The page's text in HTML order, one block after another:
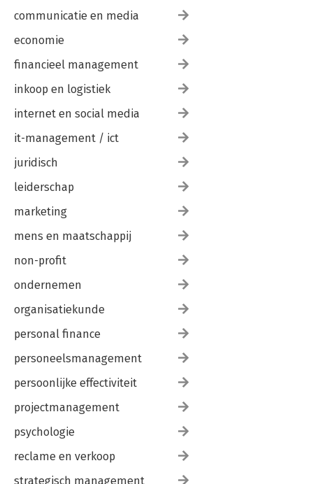
communicatie en media
economie
financieel management
inkoop en logistiek
internet en social media
it-management / ict
juridisch
leiderschap
marketing
mens en maatschappij
non-profit
ondernemen
organisatiekunde
personal finance
personeelsmanagement
persoonlijke effectiviteit
projectmanagement
psychologie
reclame en verkoop
strategisch management